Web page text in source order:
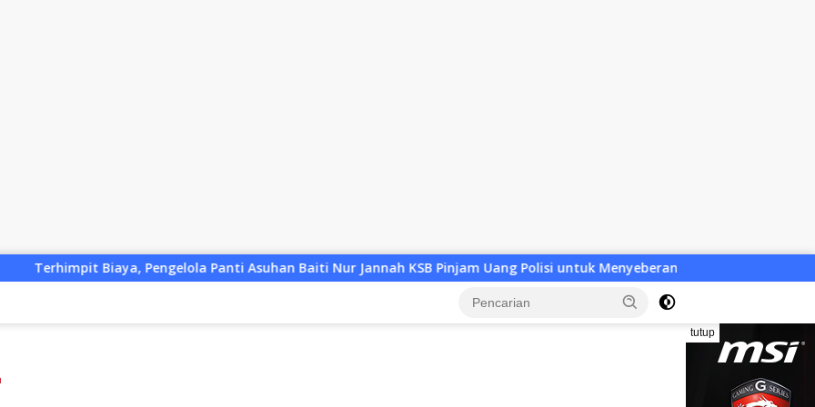
Panti Asuhan Baiti Nur Jannah KSB Pinjam Uang Polisi untuk Menyeberang, Asesmen Bantuan Tak Kunjung Tuntas
tutup